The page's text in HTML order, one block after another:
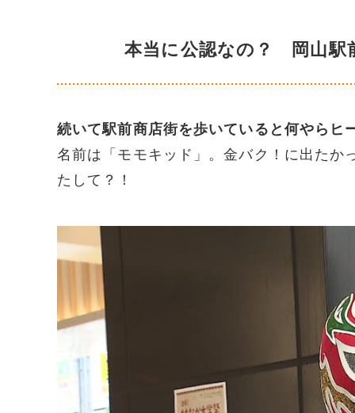
本当に公認なの？ 岡山駅
続いて駅前商店街を歩いていると何やらヒ
名前は「モモキッド」。金バク！に出たか
たして？！